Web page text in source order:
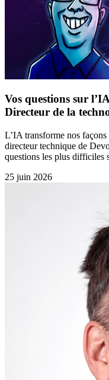
Vos questions sur
Directeur de la
L’IA transforme nos
directeur technique de
questions les plus difficiles
25 juin 2026